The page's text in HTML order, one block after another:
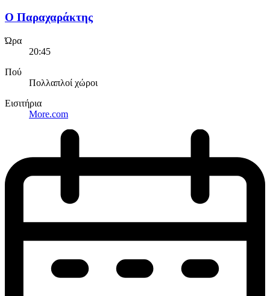
Ο Παραχαράκτης
Ώρα
20:45
Πού
Πολλαπλοί χώροι
Εισιτήρια
More.com